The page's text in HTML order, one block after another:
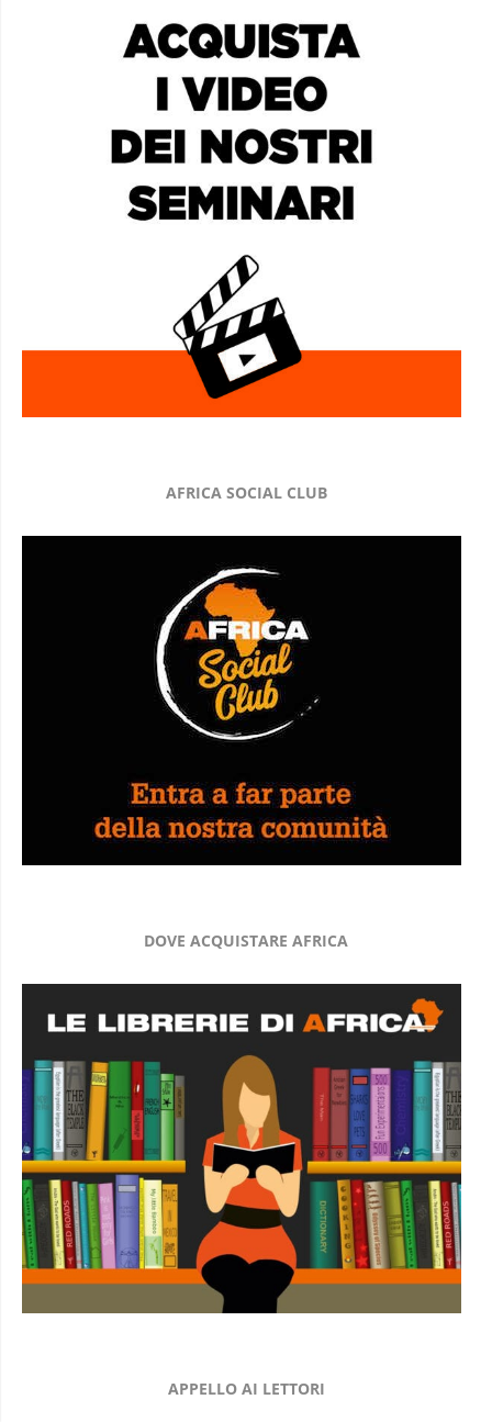
AFRICA SOCIAL CLUB
DOVE ACQUISTARE AFRICA
APPELLO AI LETTORI